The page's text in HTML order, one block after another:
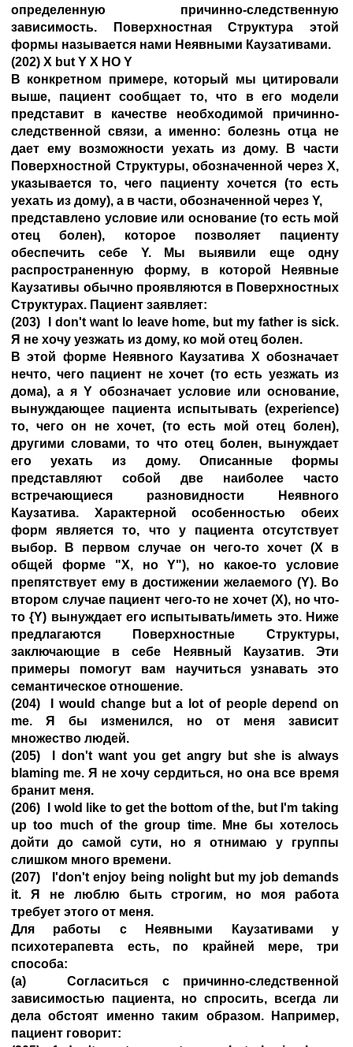
определенную причинно-следственную
зависимость. Поверхностная Структура этой
формы называется нами Неявными Каузативами.
(202) X but Y X НО Y
В конкретном примере, который мы цитировали
выше, пациент сообщает то, что в его модели
представит в качестве необходимой причинно-
следственной связи, а именно: болезнь отца не
дает ему возможности уехать из дому. В части
Поверхностной Структуры, обозначенной через X,
указывается то, чего пациенту хочется (то есть
уехать из дому), а в части, обозначенной через Y,
представлено условие или основание (то есть мой
отец болен), которое позволяет пациенту
обеспечить себе Y. Мы выявили еще одну
распространенную форму, в которой Неявные
Каузативы обычно проявляются в Поверхностных
Структурах. Пациент заявляет:
(203) I don't want lo leave home, but my father is sick.
Я не хочу уезжать из дому, ко мой отец болен.
В этой форме Неявного Каузатива X обозначает
нечто, чего пациент не хочет (то есть уезжать из
дома), а я Y обозначает условие или основание,
вынуждающее пациента испытывать (experience)
то, чего он не хочет, (то есть мой отец болен),
другими словами, то что отец болен, вынуждает
его уехать из дому. Описанные формы
представляют собой две наиболее часто
встречающиеся разновидности Неявного
Каузатива. Характерной особенностью обеих
форм является то, что у пациента отсутствует
выбор. В первом случае он чего-то хочет (X в
общей форме "X, но Y"), но какое-то условие
препятствует ему в достижении желаемого (Y). Во
втором случае пациент чего-то не хочет (X), но что-
то {Y) вынуждает его испытывать/иметь это. Ниже
предлагаются Поверхностные Структуры,
заключающие в себе Неявный Каузатив. Эти
примеры помогут вам научиться узнавать это
семантическое отношение.
(204) I would change but a lot of people depend on
me. Я бы изменился, но от меня зависит
множество людей.
(205) I don't want you get angry but she is always
blaming me. Я не хочу сердиться, но она все время
бранит меня.
(206) I wold like to get the bottom of the, but I'm taking
up too much of the group time. Мне бы хотелось
дойти до самой сути, но я отнимаю у группы
слишком много времени.
(207) I'don't enjoy being nolight but my job demands
it. Я не люблю быть строгим, но моя работа
требует этого от меня.
Для работы с Неявными Каузативами у
психотерапевта есть, по крайней мере, три
способа:
(а) Согласиться с причинно-следственной
зависимостью пациента, но спросить, всегда ли
дела обстоят именно таким образом. Например,
пациент говорит: